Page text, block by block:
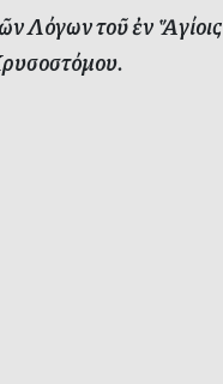
τοῦ ἐν Ἅγίοις